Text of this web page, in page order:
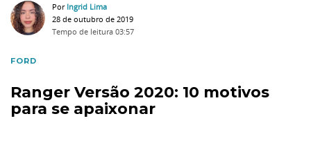
Primeiro Carro
Materiais
Por Ingrid Lima
28 de outubro de 2019
Tempo de leitura 03:57
FORD
Ranger Versão 2020: 10 motivos
para se apaixonar